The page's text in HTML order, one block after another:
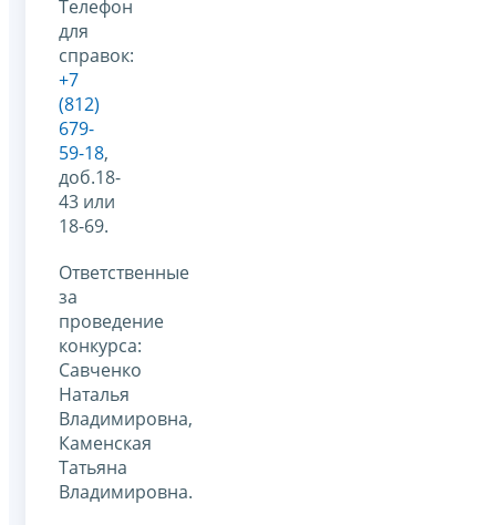
Телефон
для
справок:
+7
(812)
679-
59-18,
доб.18-
43 или
18-69.
Ответственные
за
проведение
конкурса:
Савченко
Наталья
Владимировна,
Каменская
Татьяна
Владимировна.